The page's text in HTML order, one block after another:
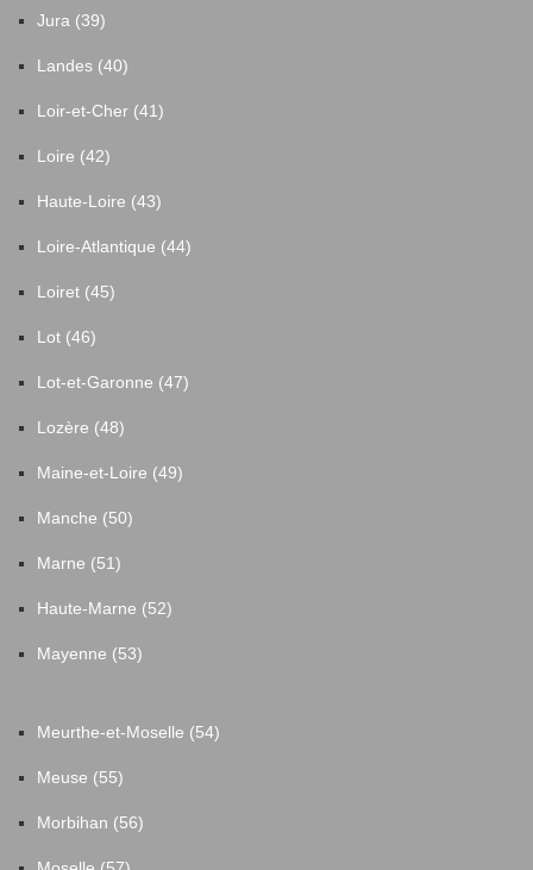
Jura (39)
Landes (40)
Loir-et-Cher (41)
Loire (42)
Haute-Loire (43)
Loire-Atlantique (44)
Loiret (45)
Lot (46)
Lot-et-Garonne (47)
Lozère (48)
Maine-et-Loire (49)
Manche (50)
Marne (51)
Haute-Marne (52)
Mayenne (53)
Meurthe-et-Moselle (54)
Meuse (55)
Morbihan (56)